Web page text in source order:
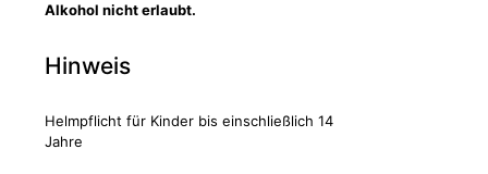
Alkohol nicht erlaubt.
Hinweis
Helmpflicht für Kinder bis einschließlich 14
Jahre